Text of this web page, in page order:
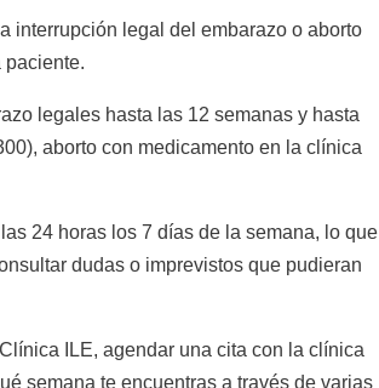
interrupción legal del embarazo o aborto
paciente.
legales hasta las 12 semanas y hasta
aborto con medicamento en la clínica
24 horas los 7 días de la semana, lo que
dudas o imprevistos que pudieran
ILE, agendar una cita con la clínica
semana te encuentras a través de varias